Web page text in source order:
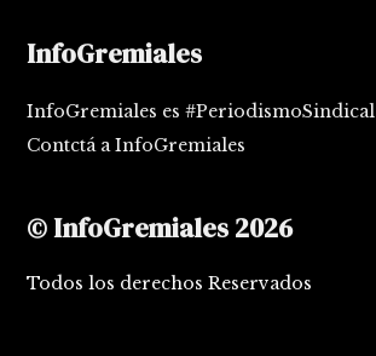
InfoGremiales
InfoGremiales es #PeriodismoSindical
Contctá a InfoGremiales
© InfoGremiales 2026
Todos los derechos Reservados